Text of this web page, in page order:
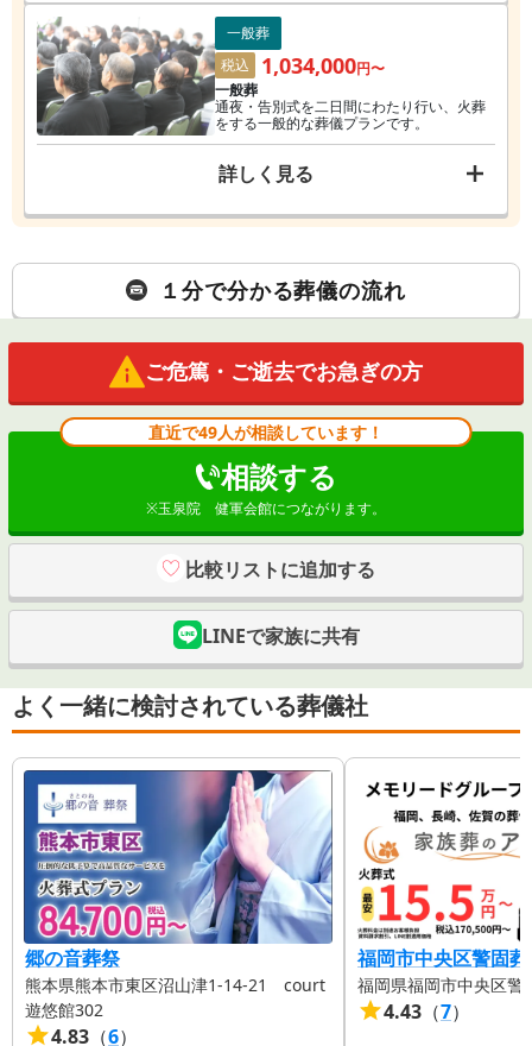
一般葬
税込
1,034,000円〜
一般葬
通夜・告別式を二日間にわたり行い、火葬
をする一般的な葬儀プランです。
詳しく見る
１分で分かる葬儀の流れ
ご危篤・ご逝去でお急ぎの方
直近で49人が相談しています！
相談する
※玉泉院 健軍会館につながります。
比較リストに追加する
LINEで家族に共有
よく一緒に検討されている葬儀社
郷の音葬祭
熊本県熊本市東区沼山津1-14-21 court
遊悠館302
4.83 （6）
福岡市中央区警固
福岡県福岡市中央区警
4.43 （7）